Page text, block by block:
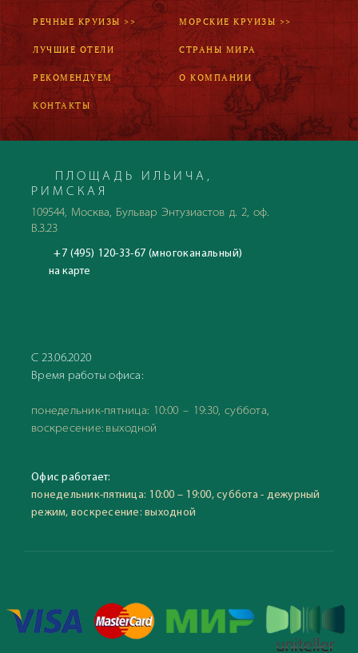
РЕЧНЫЕ КРУИЗЫ >> МОРСКИЕ КРУИЗЫ >>
ЛУЧШИЕ ОТЕЛИ СТРАНЫ МИРА
РЕКОМЕНДУЕМ О КОМПАНИИ
КОНТАКТЫ
ПЛОЩАДЬ ИЛЬИЧА,
РИМСКАЯ
109544, Москва, Бульвар Энтузиастов д. 2, оф.
В.3.23
+7 (495) 120-33-67 (многоканальный)
на карте
С 23.06.2020
Время работы офиса:
понедельник-пятница: 10:00 – 19:30, суббота,
воскресение: выходной
Офис работает:
понедельник-пятница: 10:00 – 19:00, суббота - дежурный
режим, воскресение: выходной